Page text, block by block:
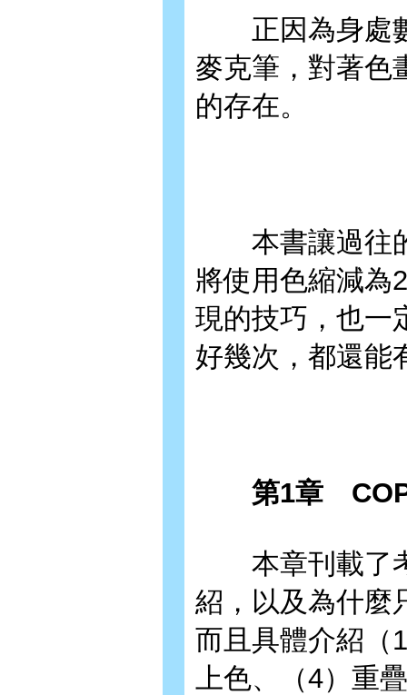
正因為身處數
麥克筆，對著色
的存在。
本書讓過往的
將使用色縮減為
現的技巧，也一
好幾次，都還能
第1章
本章刊載了考
紹，以及為什麼
而且具體介紹（
上色、（4）重